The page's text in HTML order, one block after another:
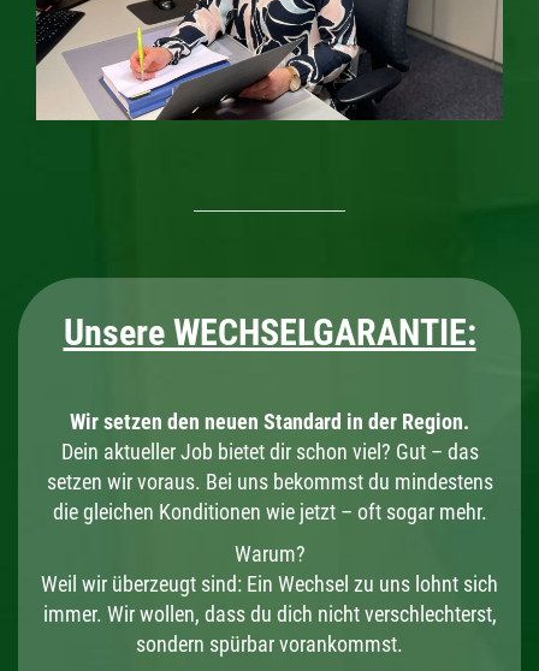
Unsere WECHSELGARANTIE:
Wir setzen den neuen Standard in der Region.
Dein aktueller Job bietet dir schon viel? Gut – das
setzen wir voraus. Bei uns bekommst du mindestens
die gleichen Konditionen wie jetzt – oft sogar mehr.
Warum?
Weil wir überzeugt sind: Ein Wechsel zu uns lohnt sich
immer. Wir wollen, dass du dich nicht verschlechterst,
sondern spürbar vorankommst.